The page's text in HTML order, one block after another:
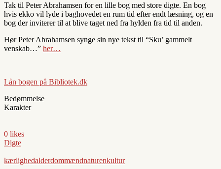
Tak til Peter Abrahamsen for en lille bog med store digte. En bog
hvis ekko vil lyde i baghovedet en rum tid efter endt læsning, og en
bog der inviterer til at blive taget ned fra hylden fra tid til anden.
Hør Peter Abrahamsen synge sin nye tekst til “Sku’ gammelt
venskab…” her…
Lån bogen på Bibliotek.dk
Bedømmelse
Karakter
0 likes
Digte
kærlighedalderdommændnaturenkultur